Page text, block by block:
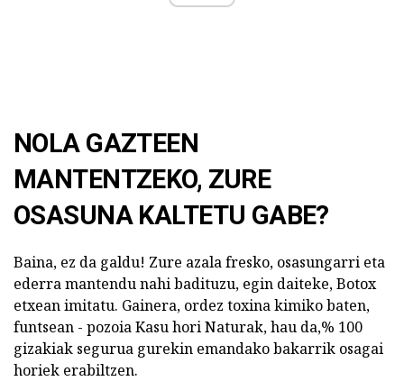
NOLA GAZTEEN
MANTENTZEKO, ZURE
OSASUNA KALTETU GABE?
Baina, ez da galdu! Zure azala fresko, osasungarri eta
ederra mantendu nahi badituzu, egin daiteke, Botox
etxean imitatu. Gainera, ordez toxina kimiko baten,
funtsean - pozoia Kasu hori Naturak, hau da,% 100
gizakiak segurua gurekin emandako bakarrik osagai
horiek erabiltzen.